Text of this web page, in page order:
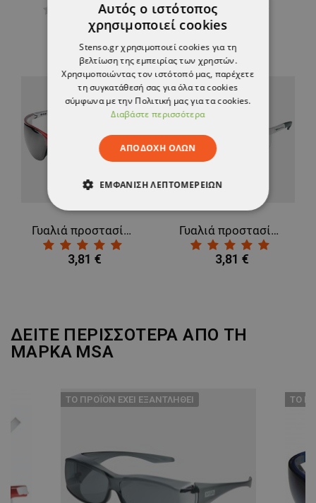
3,99 € 3,99 €
Γυαλιά προστασίας RAY SMOKE
3,81 €
Γυαλιά προστασίας RAY CLEAR
3,81 €
ΔΕΙΤΕ ΠΕΡΙΣΣΟΤΕΡΑ ΑΠΟ ΤΗ
ΜΑΡΚΑ MSA
ТΟ ΠΡΟΪΌΝ ΈΧΕΙ ΕΞΑΝΤΛΗΘΕΊ ТΟ
Αυτός ο ιστότοπος
χρησιμοποιεί cookies
Stenso.gr χρησιμοποιεί cookies για τη
βελτίωση της εμπειρίας των χρηστών.
Χρησιμοποιώντας τον ιστότοπό μας, παρέχετε
τη συγκατάθεσή σας για όλα τα cookies
σύμφωνα με την Πολιτική μας για τα cookies.
Διαβάστε περισσότερα
ΑΠΟΔΟΧΉ ΌΛΩΝ
ΕΜΦΆΝΙΣΗ ΛΕΠΤΟΜΕΡΕΙΏΝ
ΑΠΌΔΟΣΗΣ ΣΤΌΧΕΥΣΗΣ